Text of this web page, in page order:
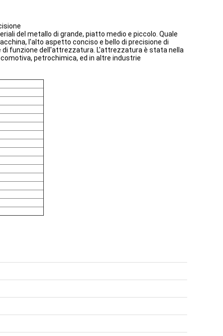
del metallo di grande, piatto medio e piccolo. Quale
l'alto aspetto conciso e bello di precisione di
funzione dell'attrezzatura. L'attrezzatura è stata nella
petrochimica, ed in altre industrie